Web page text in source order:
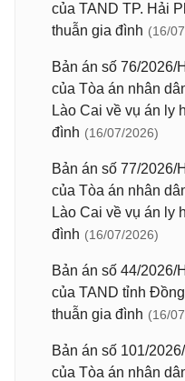
của TAND TP. Hải
thuẫn gia đình (16/
Bản án số 76/2026/
của Tòa án nhân
Lào Cai về vụ án ly
đình (16/07/2026)
Bản án số 77/2026/
của Tòa án nhân
Lào Cai về vụ án ly
đình (16/07/2026)
Bản án số 44/2026/
của TAND tỉnh
thuẫn gia đình (16/
Bản án số 101/
của Tòa án nhân